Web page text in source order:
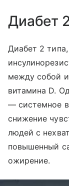
Диабет
Диабет 2
между собой
витамина D.
— системное
снижение
людей с
повышенный
ожирение.